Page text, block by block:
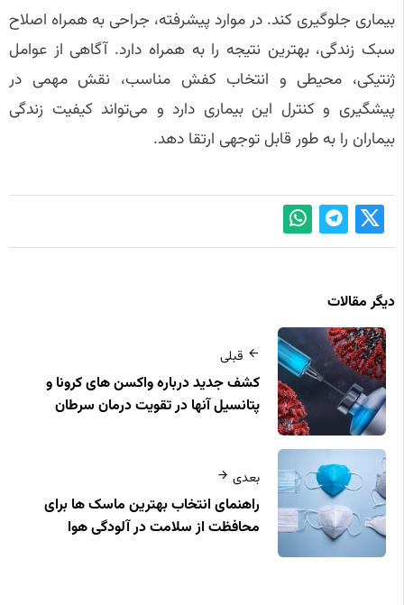
بیماری جلوگیری کند. در موارد پیشرفته، جراحی به همراه اصلاح
سبک زندگی، بهترین نتیجه را به همراه دارد. آگاهی از عوامل
ژنتیکی، محیطی و انتخاب کفش مناسب، نقش مهمی در
پیشگیری و کنترل این بیماری دارد و می‌تواند کیفیت زندگی
بیماران را به طور قابل توجهی ارتقا دهد.
دیگر مقالات
قبلی
کشف جدید درباره واکسن‌ های کرونا و
پتانسیل آنها در تقویت درمان سرطان
بعدی
راهنمای انتخاب بهترین ماسک‌ ها برای
محافظت از سلامت در آلودگی هوا